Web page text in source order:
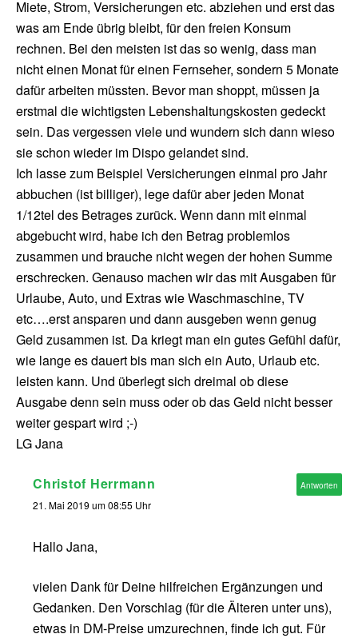
Miete, Strom, Versicherungen etc. abziehen und erst das
was am Ende übrig bleibt, für den freien Konsum
rechnen. Bei den meisten ist das so wenig, dass man
nicht einen Monat für einen Fernseher, sondern 5 Monate
dafür arbeiten müssten. Bevor man shoppt, müssen ja
erstmal die wichtigsten Lebenshaltungskosten gedeckt
sein. Das vergessen viele und wundern sich dann wieso
sie schon wieder im Dispo gelandet sind.
Ich lasse zum Beispiel Versicherungen einmal pro Jahr
abbuchen (ist billiger), lege dafür aber jeden Monat
1/12tel des Betrages zurück. Wenn dann mit einmal
abgebucht wird, habe ich den Betrag problemlos
zusammen und brauche nicht wegen der hohen Summe
erschrecken. Genauso machen wir das mit Ausgaben für
Urlaube, Auto, und Extras wie Waschmaschine, TV
etc….erst ansparen und dann ausgeben wenn genug
Geld zusammen ist. Da kriegt man ein gutes Gefühl dafür,
wie lange es dauert bis man sich ein Auto, Urlaub etc.
leisten kann. Und überlegt sich dreimal ob diese
Ausgabe denn sein muss oder ob das Geld nicht besser
weiter gespart wird ;-)
LG Jana
Christof Herrmann
21. Mai 2019 um 08:55 Uhr
Hallo Jana,
vielen Dank für Deine hilfreichen Ergänzungen und
Gedanken. Den Vorschlag (für die Älteren unter uns),
etwas in DM-Preise umzurechnen, finde ich gut. Für
Antworten